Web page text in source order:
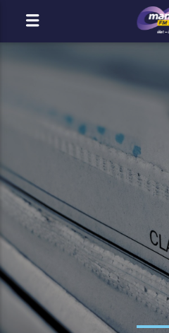
MOST ADÁSBAN
MannaFM
Andelic Jonathan :